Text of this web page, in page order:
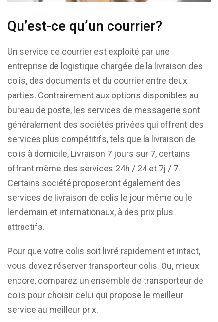
Qu’est-ce qu’un courrier?
Un service de courrier est exploité par une
entreprise de logistique chargée de la livraison des
colis, des documents et du courrier entre deux
parties. Contrairement aux options disponibles au
bureau de poste, les services de messagerie sont
généralement des sociétés privées qui offrent des
services plus compétitifs, tels que la livraison de
colis à domicile, Livraison 7 jours sur 7, certains
offrant même des services 24h / 24 et 7j / 7.
Certains société proposeront également des
services de livraison de colis le jour même ou le
lendemain et internationaux, à des prix plus
attractifs.
Pour que votre colis soit livré rapidement et intact,
vous devez réserver transporteur colis. Ou, mieux
encore, comparez un ensemble de transporteur de
colis pour choisir celui qui propose le meilleur
service au meilleur prix.